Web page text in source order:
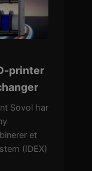
printer
Sovol har
et
(IDEX)